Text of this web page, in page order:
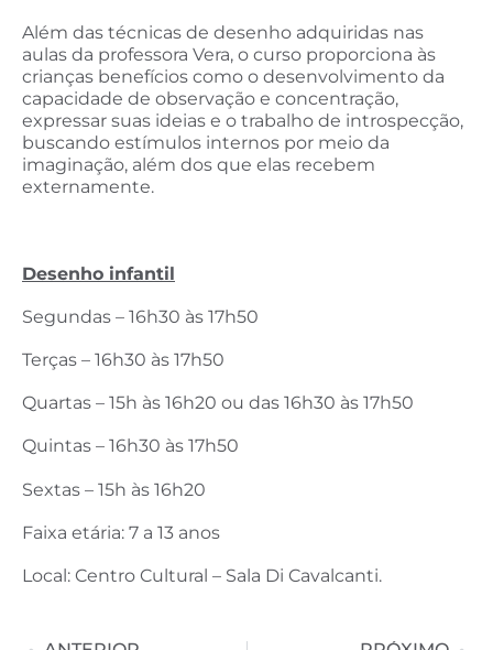
Além das técnicas de desenho adquiridas nas
aulas da professora Vera, o curso proporciona às
crianças benefícios como o desenvolvimento da
capacidade de observação e concentração,
expressar suas ideias e o trabalho de introspecção,
buscando estímulos internos por meio da
imaginação, além dos que elas recebem
externamente.
Desenho infantil
Segundas – 16h30 às 17h50
Terças – 16h30 às 17h50
Quartas – 15h às 16h20 ou das 16h30 às 17h50
Quintas – 16h30 às 17h50
Sextas – 15h às 16h20
Faixa etária: 7 a 13 anos
Local: Centro Cultural – Sala Di Cavalcanti.